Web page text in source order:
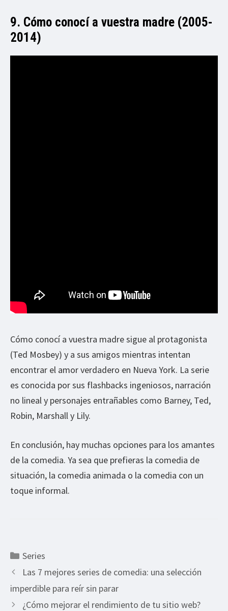
9. Cómo conocí a vuestra madre (2005-
2014)
Cómo conocí a vuestra madre sigue al protagonista
(Ted Mosbey) y a sus amigos mientras intentan
encontrar el amor verdadero en Nueva York. La serie
es conocida por sus flashbacks ingeniosos, narración
no lineal y personajes entrañables como Barney, Ted,
Robin, Marshall y Lily.
En conclusión, hay muchas opciones para los amantes
de la comedia. Ya sea que prefieras la comedia de
situación, la comedia animada o la comedia con un
toque informal.
Categorías
Series
Las 7 mejores series de comedia: una selección
imperdible para reír sin parar
¿Cómo mejorar el rendimiento de tu sitio web?